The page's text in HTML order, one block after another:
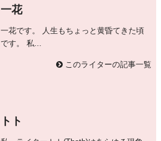
一花
一花です。 人生もちょっと黄昏てきた頃
です。 私...
このライターの記事一覧
トト